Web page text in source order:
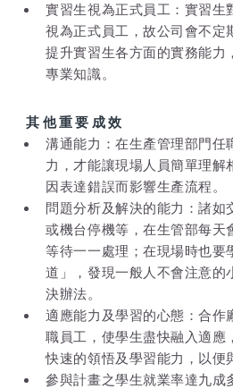
實習生視為正式員工：實習生
視為正式員工，故公司會不定
提升實習生各方面的實務能力
專業知識。
其他重要成效
溝通能力：在生產管理部門任
力，才能讓現場人員簡單理解
因表達錯誤而影響生產流程。
問題分析及解決的能力：諸如
或機台停機等，在生管部每天
等待一一處理；在現場時也要
道」，發現一般人不會注意的
決辦法。
適應能力及學習的心態：合作
職員工，使學生盡快融入適應
快速的領悟及學習能力，以便
參與計畫之學生就業率達九成